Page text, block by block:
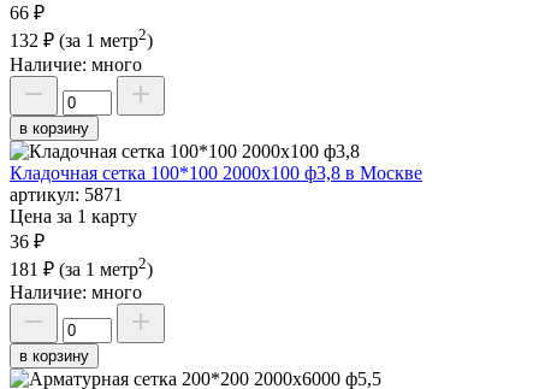
66 ₽
132 ₽ (за 1 метр2)
Наличие: много
в корзину
Кладочная сетка 100*100 2000х100 ф3,8 в Москве
артикул: 5871
Цена за 1 карту
36 ₽
181 ₽ (за 1 метр2)
Наличие: много
в корзину